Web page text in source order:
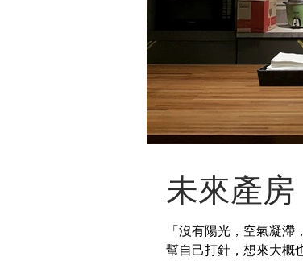
未來產
「沒有陽光，空氣凝
幫自己打針，想來大概